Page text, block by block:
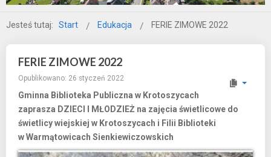
Jesteś tutaj: Start Edukacja FERIE ZIMOWE 2022
FERIE ZIMOWE 2022
Opublikowano: 26 styczeń 2022
Gminna Biblioteka Publiczna w Krotoszycach
zaprasza DZIECI I MŁODZIEŻ na zajęcia świetlicowe do
świetlicy wiejskiej w Krotoszycach i Filii Biblioteki
w Warmątowicach Sienkiewiczowskich